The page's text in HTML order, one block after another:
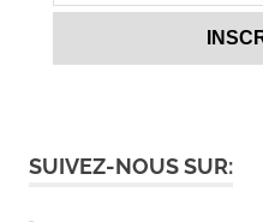
SUIVEZ-NOUS SUR: